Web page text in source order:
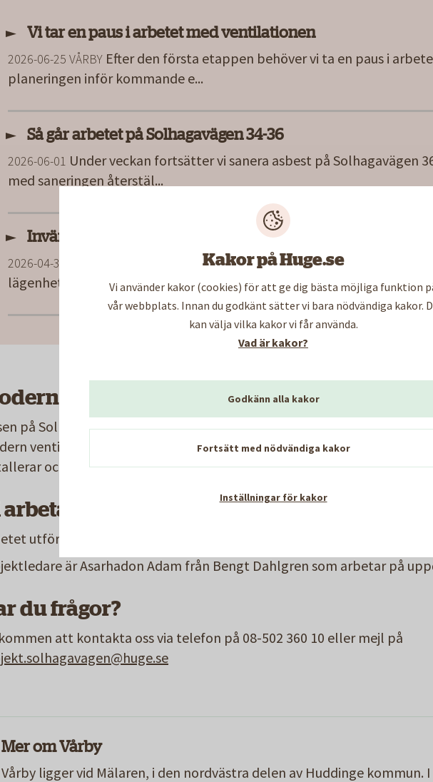
Kakor på Huge.se
Vi använder kakor (cookies) för att ge dig bästa möjliga funktion
vår webbplats. Innan du godkänt sätter vi bara nödvändiga kakor.
kan välja vilka kakor vi får använda.
Vad är kakor?
Godkänn alla kakor
Fortsätt med nödvändiga kakor
Inställningar för kakor
Vi tar en paus i arbetet med ventilationen
2026-06-25 VÅRBY Efter den första etappen behöver vi ta en paus i
planeringen inför kommande e...
Så går arbetet på Solhagavägen 34-36
2026-06-01 Under veckan fortsätter vi sanera asbest på Solhagavägen
med saneringen återstäl...
Inväntar tillstånd för att börja arbeta i lägenheterna
2026-04-30
I väntan på tillstånd från Arbetsmiljöverket för att få
lägenheterna har vi utfört ar...
ventilation och solpaneler
på Solhagavägen har agerat hem åt hyresgäster i många år. Nu är
ventilation som kommer att förbättra luften och inomhusmiljön i
också solpaneler på taket - på så vis bidrar vi till att producera
arbetar med projektet
utförs av entreprenör Metrolit på uppdrag av Huge.
är Asarhadon Adam från Bengt Dahlgren som arbetar på
du frågor?
att kontakta oss via telefon på 08-502 360 10 eller mejl på
Mer om Vårby
Vårby ligger vid Mälaren, i den nordvästra delen av Huddinge kommun.